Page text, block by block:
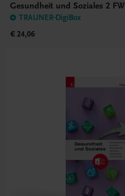
Gesundheit und Soziales 2 FW
TRAUNER-DigiBox
€ 24,06